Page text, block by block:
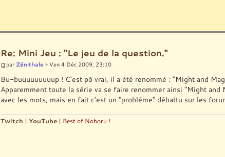
Re: Mini Jeu : "Le jeu de la question."
parZénithale » Ven 4 Déc 2009, 23:10
Bu-buuuuuuuuup ! C'est pô vrai, il a été renommé : "Might and
Apparemment toute la série va se faire renommer ainsi "Might
avec les mots, mais en fait c'est un "problème" débattu sur les
Twitch | YouTube | Best of Noboru !